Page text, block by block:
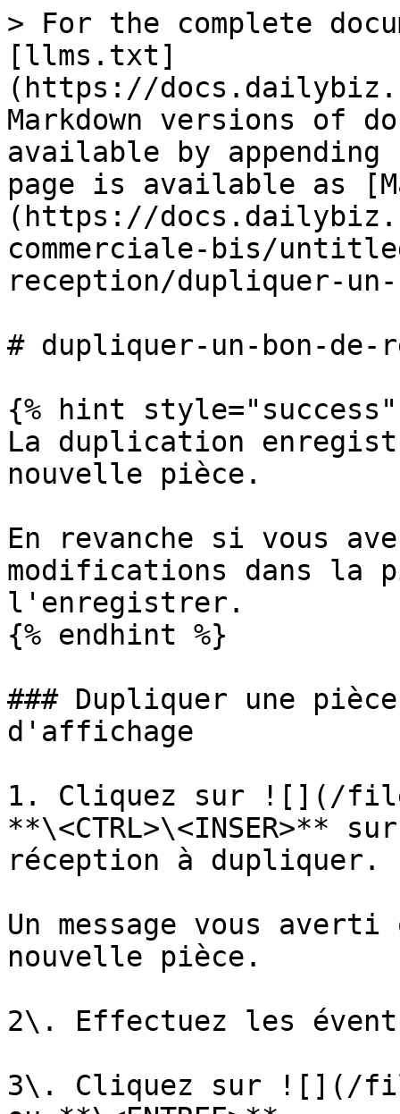
> For the complete
[llms.txt]
(https://
Markdown versions of
available by
page is available as
(https://
commerciale-bis/
reception/dupliquer-
# dupliquer-un-bon-de-
{% hint style="success"
La duplication
nouvelle pièce.
En revanche si vous
modifications dans la
l'enregistrer.
{% endhint %}
### Dupliquer une
d'affichage
1. Cliquez sur ![](/files/
**\<CTRL>\<INSER>**
réception à dupliquer.
Un message vous
nouvelle pièce.
2\. Effectuez les
3\. Cliquez sur ![](/